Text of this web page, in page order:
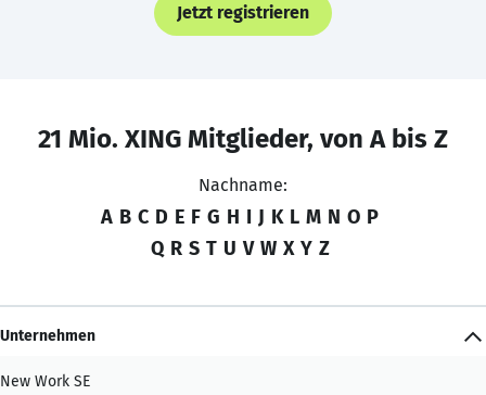
Jetzt registrieren
21 Mio. XING Mitglieder, von A bis Z
Nachname:
A B C D E F G H I J K L M N O P
Q R S T U V W X Y Z
Unternehmen
New Work SE